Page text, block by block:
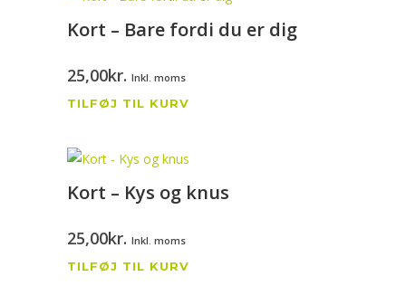
Kort – Bare fordi du er dig
25,00kr. Inkl. moms
TILFØJ TIL KURV
Kort – Kys og knus
25,00kr. Inkl. moms
TILFØJ TIL KURV